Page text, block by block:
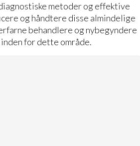
metoder og effektive
og håndtere disse almindelige
behandlere og nybegyndere
for dette område.